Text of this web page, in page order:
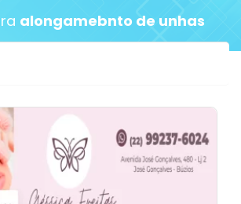
alongamebnto de unhas